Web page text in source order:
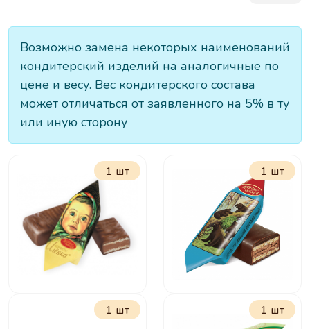
Возможно замена некоторых наименований
кондитерский изделий на аналогичные по
цене и весу. Вес кондитерского состава
может отличаться от заявленного на 5% в ту
или иную сторону
1 шт 1 шт
1 шт 1 шт